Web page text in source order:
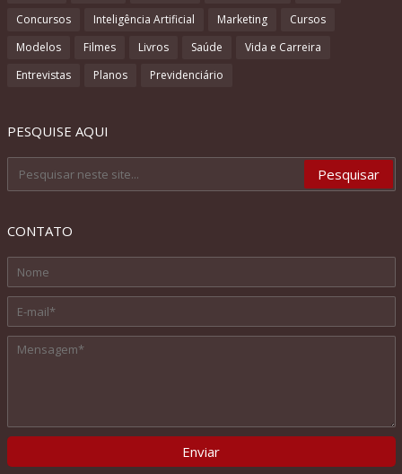
Concursos
Inteligência Artificial Marketing
Cursos
Modelos
Filmes Livros Saúde
Vida e Carreira
Entrevistas
Planos Previdenciário
PESQUISE AQUI
CONTATO